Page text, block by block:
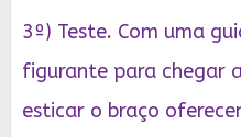
3º) Teste. Com uma
figurante para chegar
esticar o braço